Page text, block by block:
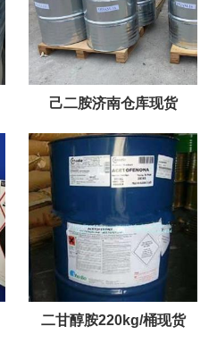
己二胺济南仓库现货
二甘醇胺220kg/桶现货